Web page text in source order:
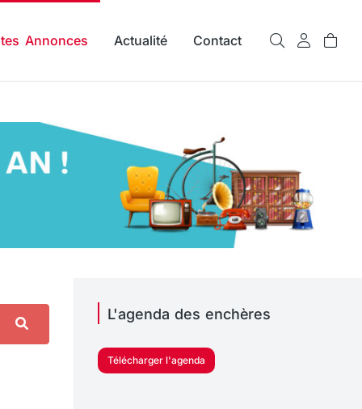
Annonces Actualité Contact
L'agenda des enchères
Télécharger l'agenda